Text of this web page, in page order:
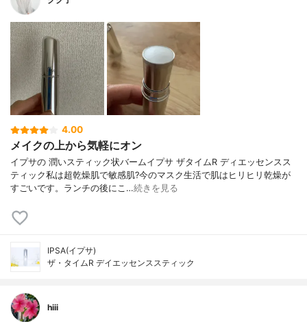
4.00
メイクの上から気軽にオン
イプサの 潤いスティック状バームイプサ ザタイムR ディエッセンスス
ティック私は超乾燥肌で敏感肌?今のマスク生活で肌はヒリヒリ乾燥が
すごいです。ランチの後にこ…続きを見る
IPSA(イプサ)
ザ・タイムR デイエッセンススティック
hiii